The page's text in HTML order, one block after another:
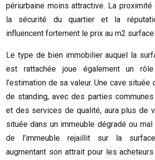
périurbaine moins attractive. La
la sécurité du quartier et la
influencent fortement le prix au m2
Le type de bien immobilier auquel la
est rattachée joue également un
l’estimation de sa valeur. Une cave située
de standing, avec des parties
et des services de qualité, aura plus de
située dans un immeuble dégradé ou
de l’immeuble rejaillit sur la
augmentant son attrait pour les